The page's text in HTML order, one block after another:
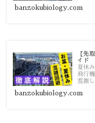
い移
banzokubiology.com
【先
イド
夏休
飛行
混雑
banzokubiology.com